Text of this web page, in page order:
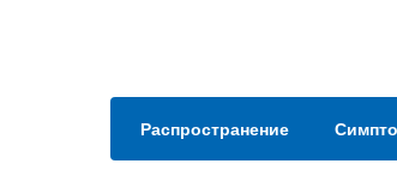
Распространение